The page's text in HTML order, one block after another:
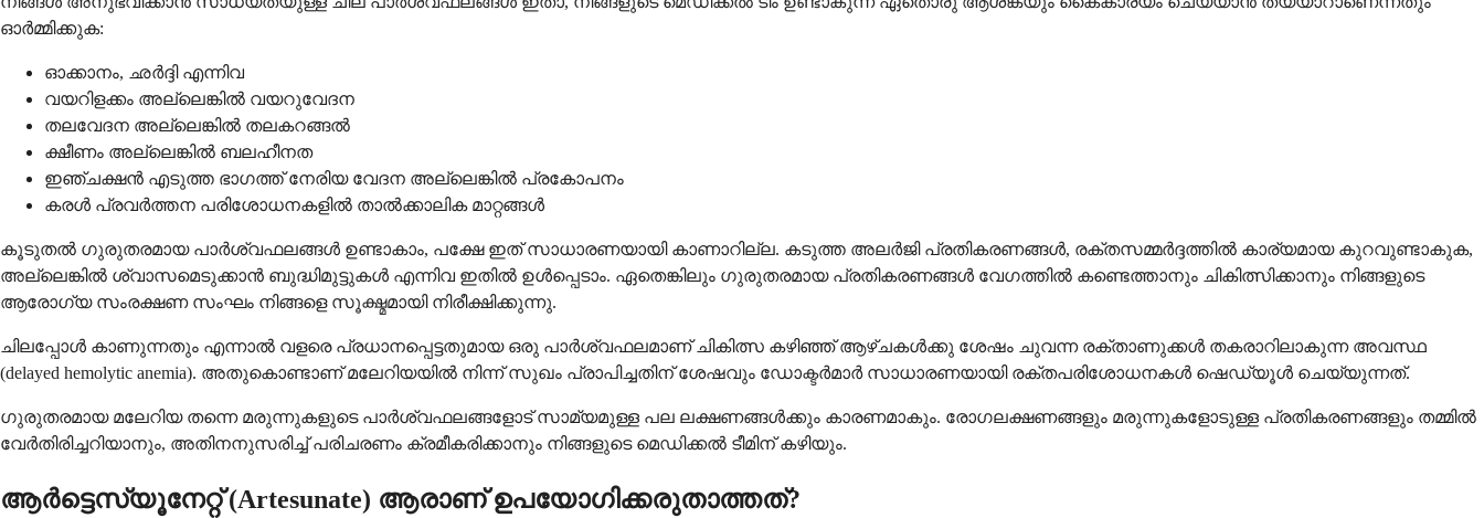
ഓർമ്മിക്കുക:
ഓക്കാനം, ഛർദ്ദി എന്നിവ
വയറിളക്കം അല്ലെങ്കിൽ വയറുവേദന
തലവേദന അല്ലെങ്കിൽ തലകറങ്ങൽ
ക്ഷീണം അല്ലെങ്കിൽ ബലഹീനത
ഇഞ്ചക്ഷൻ എടുത്ത ഭാഗത്ത് നേരിയ വേദന അല്ലെങ്കിൽ പ്രകോപനം
കരൾ പ്രവർത്തന പരിശോധനകളിൽ താൽക്കാലിക മാറ്റങ്ങൾ
കൂടുതൽ ഗുരുതരമായ പാർശ്വഫലങ്ങൾ ഉണ്ടാകാം, പക്ഷേ ഇത് സാധാരണയായി കാണാറില്ല. കടുത്ത അലർജി പ്രതികരണങ്ങൾ, രക്തസമ്മർദ്ദത്തിൽ കാര്യമായ കുറവുണ്ടാകുക,
അല്ലെങ്കിൽ ശ്വാസമെടുക്കാൻ ബുദ്ധിമുട്ടുകൾ എന്നിവ ഇതിൽ ഉൾപ്പെടാം. ഏതെങ്കിലും ഗുരുതരമായ പ്രതികരണങ്ങൾ വേഗത്തിൽ കണ്ടെത്താനും ചികിത്സിക്കാനും നിങ്ങളുടെ
ആരോഗ്യ സംരക്ഷണ സംഘം നിങ്ങളെ സൂക്ഷ്മമായി നിരീക്ഷിക്കുന്നു.
ചിലപ്പോൾ കാണുന്നതും എന്നാൽ വളരെ പ്രധാനപ്പെട്ടതുമായ ഒരു പാർശ്വഫലമാണ് ചികിത്സ കഴിഞ്ഞ് ആഴ്ചകൾക്കു ശേഷം ചുവന്ന രക്താണുക്കൾ തകരാറിലാകുന്ന അവസ്ഥ
(delayed hemolytic anemia). അതുകൊണ്ടാണ് മലേറിയയിൽ നിന്ന് സുഖം പ്രാപിച്ചതിന് ശേഷവും ഡോക്ടർമാർ സാധാരണയായി രക്തപരിശോധനകൾ ഷെഡ്യൂൾ ചെയ്യുന്നത്.
ഗുരുതരമായ മലേറിയ തന്നെ മരുന്നുകളുടെ പാർശ്വഫലങ്ങളോട് സാമ്യമുള്ള പല ലക്ഷണങ്ങൾക്കും കാരണമാകും. രോഗലക്ഷണങ്ങളും മരുന്നുകളോടുള്ള പ്രതികരണങ്ങളും തമ്മിൽ
വേർതിരിച്ചറിയാനും, അതിനനുസരിച്ച് പരിചരണം ക്രമീകരിക്കാനും നിങ്ങളുടെ മെഡിക്കൽ ടീമിന് കഴിയും.
ആർട്ടെസ്യൂനേറ്റ് (Artesunate) ആരാണ് ഉപയോഗിക്കരുതാത്തത്?